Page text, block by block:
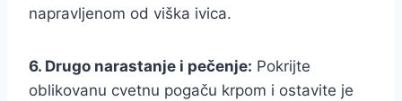
napravljenom od viška ivica.
6. Drugo narastanje i pečenje: Pokrijte
oblikovanu cvetnu pogaču krpom i ostavite je